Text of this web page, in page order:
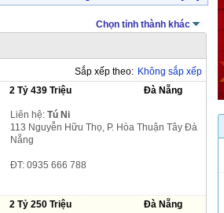
Chọn tỉnh thành khác
Sắp xếp theo: Không sắp xếp
2 Tỷ 439 Triệu Đà Nẵng
Liên hệ: Tú Ni
113 Nguyễn Hữu Thọ, P. Hòa Thuận Tây Đà
Nẵng
ĐT: 0935 666 788
2 Tỷ 250 Triệu Đà Nẵng